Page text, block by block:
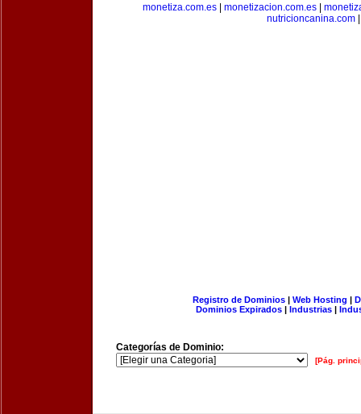
monetiza.com.es| monetizacion.com.es|
nutricioncanina.com
Registro de Dominios| Web Hosting |
Dominios Expirados | Industrias |
Categorías de Dominio:
[Pág.